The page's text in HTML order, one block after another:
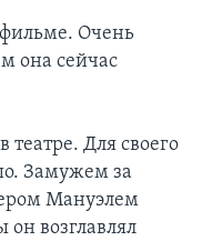
Очень
она сейчас
театре. Для своего
Замужем за
Мануэлем
возглавлял